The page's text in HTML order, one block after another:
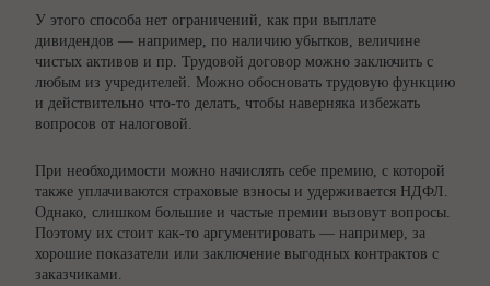
У этого способа нет ограничений, как при выплате
дивидендов — например, по наличию убытков, величине
чистых активов и пр. Трудовой договор можно заключить с
любым из учредителей. Можно обосновать трудовую функцию
и действительно что-то делать, чтобы наверняка избежать
вопросов от налоговой.
При необходимости можно начислять себе премию, с которой
также уплачиваются страховые взносы и удерживается НДФЛ.
Однако, слишком большие и частые премии вызовут вопросы.
Поэтому их стоит как-то аргументировать — например, за
хорошие показатели или заключение выгодных контрактов с
заказчиками.